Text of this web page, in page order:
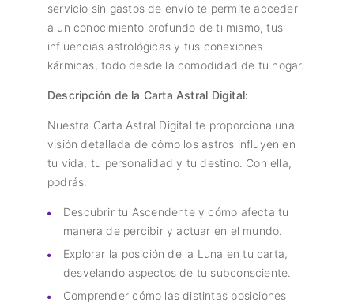
servicio sin gastos de envío te permite acceder
a un conocimiento profundo de ti mismo, tus
influencias astrológicas y tus conexiones
kármicas, todo desde la comodidad de tu hogar.
Descripción de la Carta Astral Digital:
Nuestra Carta Astral Digital te proporciona una
visión detallada de cómo los astros influyen en
tu vida, tu personalidad y tu destino. Con ella,
podrás:
Descubrir tu Ascendente y cómo afecta tu
manera de percibir y actuar en el mundo.
Explorar la posición de la Luna en tu carta,
desvelando aspectos de tu subconsciente.
Comprender cómo las distintas posiciones